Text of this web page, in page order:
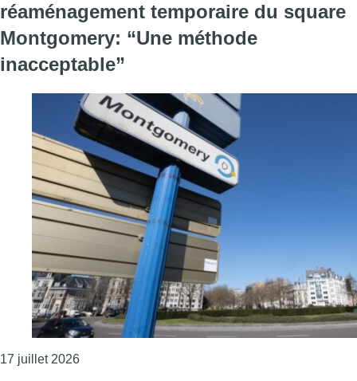
réaménagement temporaire du square
Montgomery: “Une méthode
inacceptable”
17 juillet 2026Consulter l'article "Woluwe-Saint-Lambert